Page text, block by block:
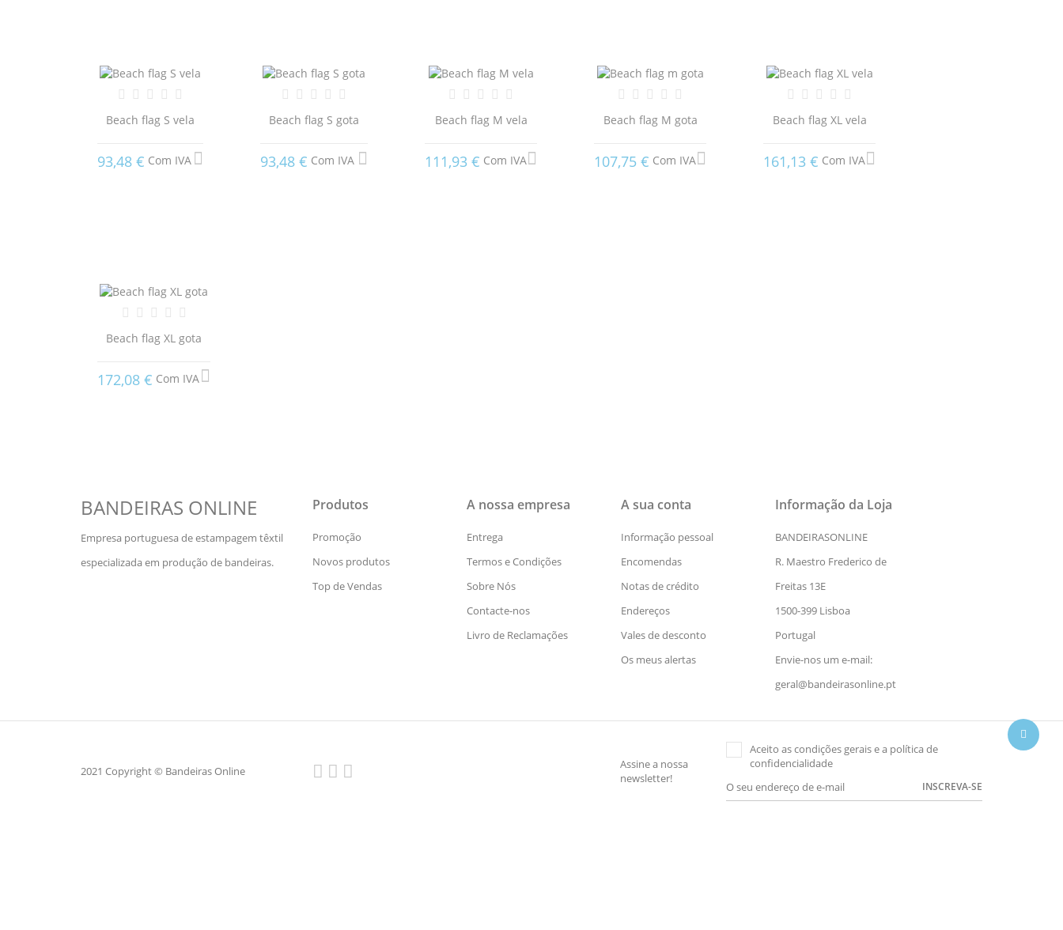
Beach flag S vela
93,48 € Com IVA
Beach flag S gota
93,48 € Com IVA
Beach flag M vela
111,93 € Com IVA
Beach flag M gota
107,75 € Com IVA
Beach flag XL vela
161,13 € Com IVA
Beach flag XL gota
172,08 € Com IVA
BANDEIRAS ONLINE
Empresa portuguesa de estampagem têxtil
especializada em produção de bandeiras.
Produtos
Promoção
Novos produtos
Top de Vendas
A nossa empresa
Entrega
Termos e Condições
Sobre Nós
Contacte-nos
Livro de Reclamações
A sua conta
Informação pessoal
Encomendas
Notas de crédito
Endereços
Vales de desconto
Os meus alertas
Informação da Loja
BANDEIRASONLINE
R. Maestro Frederico de
Freitas 13E
1500-399 Lisboa
Portugal
Envie-nos um e-mail:
geral@bandeirasonline.pt
2021 Copyright © Bandeiras Online
Assine a nossa
newsletter!
Aceito as condições gerais e a política de
confidencialidade
INSCREVA-SE